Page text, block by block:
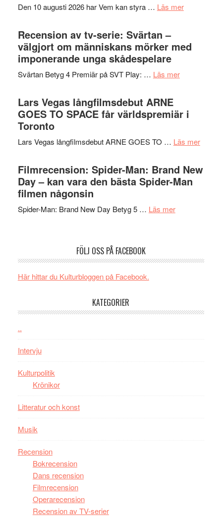
Edge
och
en
i
Den 10 augusti 2026 har Vem kan styra … Läs merom
valet
synas
kan
Recension av tv-serie: Svärtan –
välgjort om människans mörker med
imponerande unga skådespelare
Svärtan Betyg 4 Premiär på SVT Play: … Läs merom
tv-
serie:
–
om
människans
Lars Vegas långfilmsdebut ARNE
GOES TO SPACE får världspremiär i
Toronto
Lars Vegas långfilmsdebut ARNE GOES TO … Läs merom
i
Filmrecension: Spider-Man: Brand New
Day – kan vara den bästa Spider-Man
filmen någonsin
Spider-Man: Brand New Day Betyg 5 … Läs merom
vara
FÖLJ OSS PÅ FACEBOOK
Här hittar du Kulturbloggen på Facebook.
KATEGORIER
..
Intervju
Kulturpolitik
Krönikor
Litteratur och konst
Musik
Recension
Bokrecension
Dans recension
Filmrecension
Operarecension
Recension av TV-serier